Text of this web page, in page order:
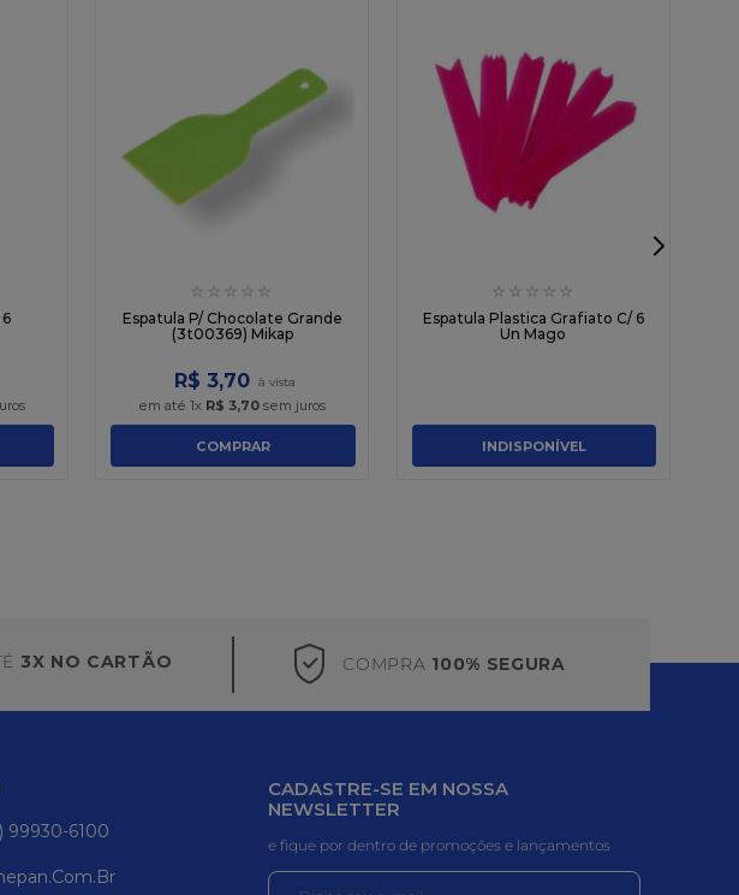
☆ ☆ ☆ ☆ ☆
Espatula P/ Chocolate Grande
(3t00369) Mikap
R$ 3,70
em até1x R$ 3,70 sem juros
COMPRAR
☆ ☆ ☆ ☆ ☆
Espatula Plastica Grafiato C/ 6
Un Mago
INDISPONÍVEL
3X NO CARTÃO COMPRA 100% SEGURA
99930-6100
CADASTRE-SE EM NOSSA
NEWSLETTER
e fique por dentro de promoções e lançamentos